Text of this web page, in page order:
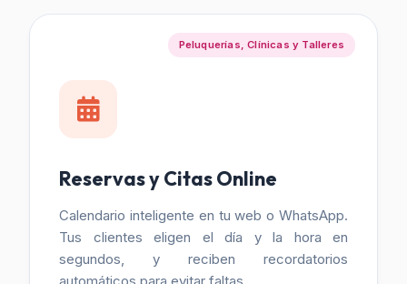
Peluquerías, Clínicas y Talleres
Reservas y Citas Online
Calendario inteligente en tu web o WhatsApp.
Tus clientes eligen el día y la hora en
segundos, y reciben recordatorios